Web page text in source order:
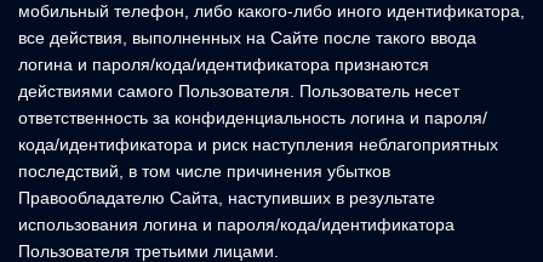
мобильный телефон, либо какого-либо иного идентификатора,
все действия, выполненных на Сайте после такого ввода
логина и пароля/кода/идентификатора признаются
действиями самого Пользователя. Пользователь несет
ответственность за конфиденциальность логина и пароля/
кода/идентификатора и риск наступления неблагоприятных
последствий, в том числе причинения убытков
Правообладателю Сайта, наступивших в результате
использования логина и пароля/кода/идентификатора
Пользователя третьими лицами.